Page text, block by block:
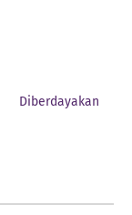
Diberdayakan